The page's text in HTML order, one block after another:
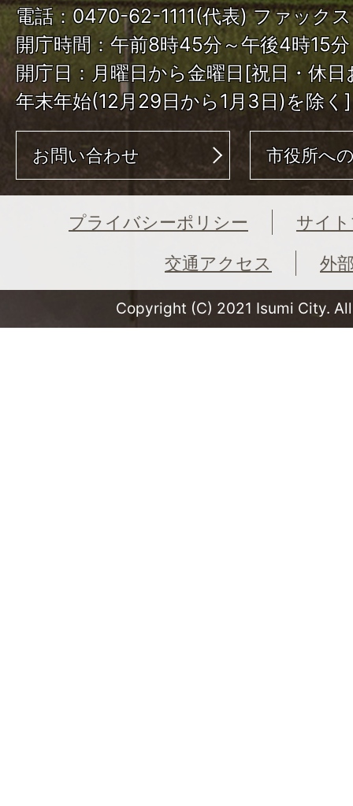
電話：0470-62-1111(代表) ファック
開庁時間：午前8時45分～午後4時15分
開庁日：月曜日から金曜日[祝日・休日
年末年始(12月29日から1月3日)を除く]
お問い合わせ 市役所へ
プライバシーポリシー
サイ
交通アクセス
外
Copyright (C) 2021 Isumi City.